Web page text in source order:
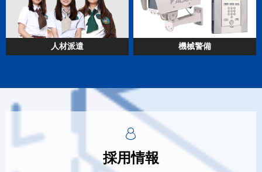
人材派遣 機械警備
採用情報